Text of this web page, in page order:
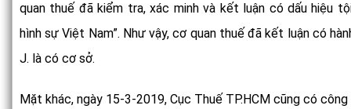
quan thuế đã kiểm tra, xác minh và kết luận có dấu hiệu
hình sự Việt Nam”. Như vậy, cơ quan thuế đã kết luận có
J. là có cơ sở.
Mặt khác, ngày 15-3-2019, Cục Thuế TP.HCM cũng có